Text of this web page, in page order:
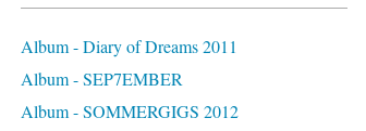
Album - Diary of Dreams 2011
Album - SEP7EMBER
Album - SOMMERGIGS 2012